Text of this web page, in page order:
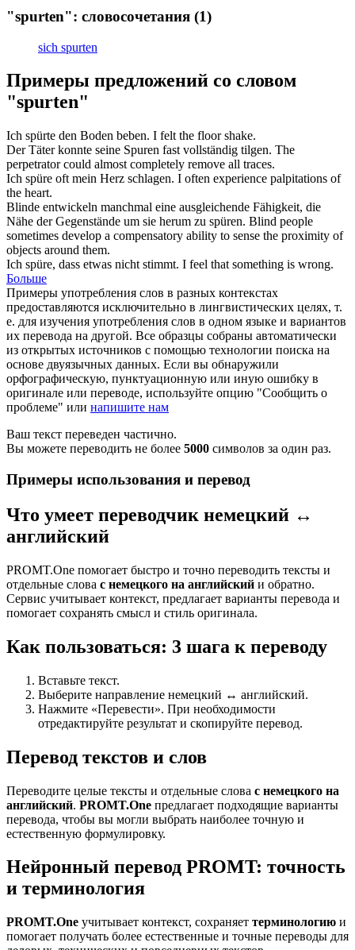
"spurten": словосочетания (1)
sich spurten
Примеры предложений со словом
"spurten"
Ich spürte den Boden beben. I felt the floor shake.
Der Täter konnte seine Spuren fast vollständig tilgen. The
perpetrator could almost completely remove all traces.
Ich spüre oft mein Herz schlagen. I often experience palpitations of
the heart.
Blinde entwickeln manchmal eine ausgleichende Fähigkeit, die
Nähe der Gegenstände um sie herum zu spüren. Blind people
sometimes develop a compensatory ability to sense the proximity of
objects around them.
Ich spüre, dass etwas nicht stimmt. I feel that something is wrong.
Больше
Примеры употребления слов в разных контекстах
предоставляются исключительно в лингвистических целях, т.
е. для изучения употребления слов в одном языке и вариантов
их перевода на другой. Все образцы собраны автоматически
из открытых источников с помощью технологии поиска на
основе двуязычных данных. Если вы обнаружили
орфографическую, пунктуационную или иную ошибку в
оригинале или переводе, используйте опцию "Сообщить о
проблеме" или напишите нам
Ваш текст переведен частично.
Вы можете переводить не более 5000 символов за один раз.
Примеры использования и перевод
Что умеет переводчик немецкий ↔
английский
PROMT.One помогает быстро и точно переводить тексты и
отдельные слова с немецкого на английский и обратно.
Сервис учитывает контекст, предлагает варианты перевода и
помогает сохранять смысл и стиль оригинала.
Как пользоваться: 3 шага к переводу
Вставьте текст.
Выберите направление немецкий ↔ английский.
Нажмите «Перевести». При необходимости
отредактируйте результат и скопируйте перевод.
Перевод текстов и слов
Переводите целые тексты и отдельные слова с немецкого на
английский. PROMT.One предлагает подходящие варианты
перевода, чтобы вы могли выбрать наиболее точную и
естественную формулировку.
Нейронный перевод PROMT: точность
и терминология
PROMT.One учитывает контекст, сохраняет терминологию и
помогает получать более естественные и точные переводы для